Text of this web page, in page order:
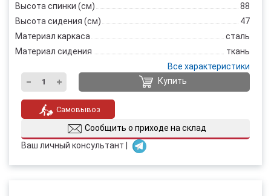
Высота спинки (см)
88
Высота сидения (см)
47
Материал каркаса
сталь
Материал сидения
ткань
Все характеристики
Купить
Самовывоз
Сообщить о приходе на склад
Ваш личный консультант |